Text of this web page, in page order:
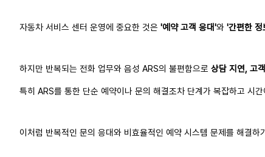
자동차 서비스 센터 운영에 중요한 것은 '예약 고객 응대'와 '간편한 정
하지만 반복되는 전화 업무와 음성 ARS의 불편함으로 상담 지연, 고
특히 ARS를 통한 단순 예약이나 문의 해결조차 단계가 복잡하고 시
이처럼 반복적인 문의 응대와 비효율적인 예약 시스템 문제를 해결하